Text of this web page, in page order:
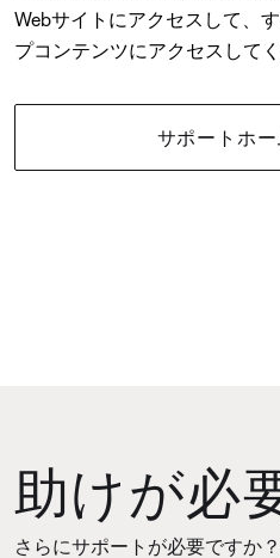
Webサイトにアクセスして、
プコンテンツにアクセスしてく
サポートホ
助けが必
さらにサポートが必要ですか